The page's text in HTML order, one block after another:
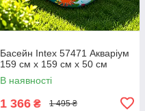
Басейн Intex 57471 Акваріум
159 см x 159 см х 50 см
В наявності
1 366 ₴ 1 495 ₴